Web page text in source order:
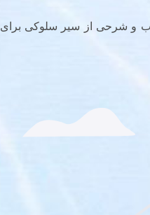
و شرحی از سیر سلوکی برای